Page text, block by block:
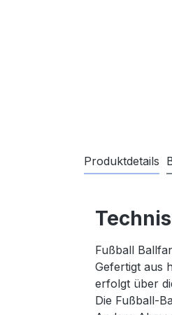
Produktdetails
Fußball
Gefertigt aus
erfolgt über
Die Fußball-